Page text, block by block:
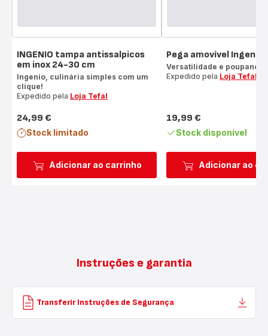
Adicionar ao carrinho
INGENIO tampa antissalpicos
em inox 24-30 cm
Ingenio, culinária simples com um
clique!
Expedido pela Loja Tefal
Preço
24,99 €
Stock limitado
Adicionar ao
Pega amovível Ingenio
Versatilidade e poupança
Expedido pela Loja Tefal
Preço
19,99 €
Stock disponível
Instruções e garantia
Transferir Instruções de Segurança